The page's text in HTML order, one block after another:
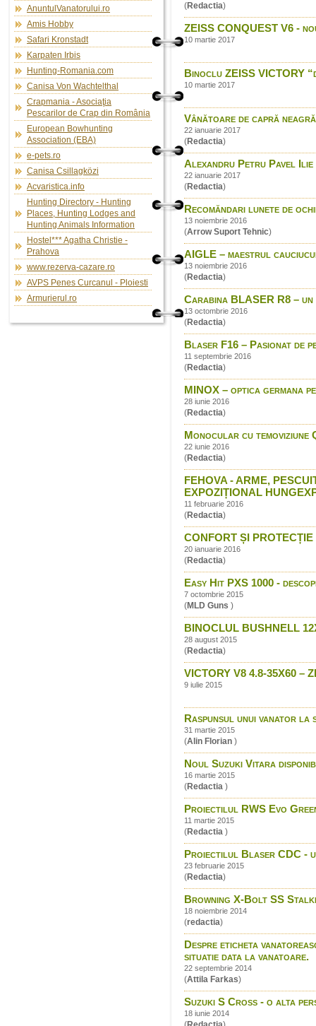
AnuntulVanatorului.ro
Amis Hobby
Safari Kronstadt
Karpaten Irbis
Hunting-Romania.com
Canisa Von Wachtelthal
Crapmania - Asociaţia
Pescarilor de Crap din România
European Bowhunting
Association (EBA)
e-pets.ro
Canisa Csillagközi
Acvaristica.info
Hunting Directory - Hunting
Places, Hunting Lodges and
Hunting Animals Information
Hostel*** Agatha Christie -
Prahova
www.rezerva-cazare.ro
AVPS Penes Curcanul - Ploiesti
Armurierul.ro
(Redactia)
ZEISS CONQUEST V6 -
10 martie 2017
Binoclu ZEISS VICTORY
10 martie 2017
Vânătoare de capră neagră
22 ianuarie 2017
(Redactia)
Alexandru Petru Pavel
22 ianuarie 2017
(Redactia)
Recomăndari lunete de
13 noiembrie 2016
(Arrow Suport Tehnic)
AIGLE – maestrul
13 noiembrie 2016
(Redactia)
Carabina BLASER R8 –
13 octombrie 2016
(Redactia)
Blaser F16 – Pasionat de
11 septembrie 2016
(Redactia)
MINOX – optica germana
28 iunie 2016
(Redactia)
Monocular cu temoviziune
22 iunie 2016
(Redactia)
FEHOVA - ARME,
EXPOZIȚIONAL
11 februarie 2016
(Redactia)
CONFORT ȘI
20 ianuarie 2016
(Redactia)
Easy Hit PXS 1000 -
7 octombrie 2015
(MLD Guns )
BINOCLUL BUSHNELL
28 august 2015
(Redactia)
VICTORY V8 4.8-35X60 –
9 iulie 2015
Raspunsul unui vanator la
31 martie 2015
(Alin Florian )
Noul Suzuki Vitara
16 martie 2015
(Redactia )
Proiectilul RWS Evo
11 martie 2015
(Redactia )
Proiectilul Blaser CDC -
23 februarie 2015
(Redactia)
Browning X-Bolt SS
18 noiembrie 2014
(redactia)
Despre eticheta
situatie data la vanatoare.
22 septembrie 2014
(Attila Farkas)
Suzuki S Cross - o alta
18 iunie 2014